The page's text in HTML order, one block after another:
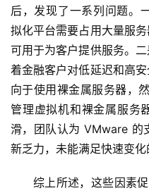
后，发现了一系列问题。
拟化平台需要占用大量服
可用于为客户提供服务。
着金融客户对低延迟和高
向于使用裸金属服务器，
管理虚拟机和裸金属服务
滑，团队认为 VMware 的
新乏力，未能满足快速变化
综上所述，这些因素